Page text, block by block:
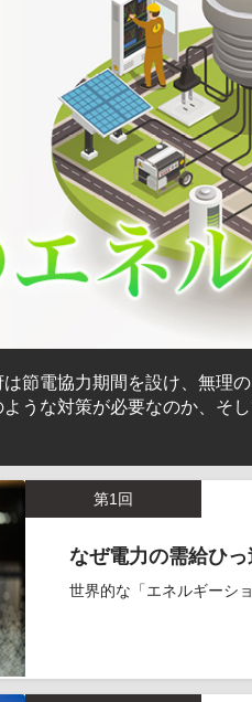
節電協力期間を設け、無理
うな対策が必要なのか、
第1回
なぜ電力の需給ひ
世界的な「エネルギーシ